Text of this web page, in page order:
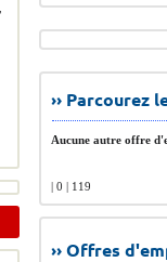
››
Aucune autre offre
| 0 | 119
›› Offres